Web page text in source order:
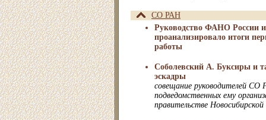
СО РАН
Руководство ФАНО России
проанализировало итоги
работы
Соболевский А. Буксиры и
эскадры
совещание руководителей
подведомственных ему
правительстве